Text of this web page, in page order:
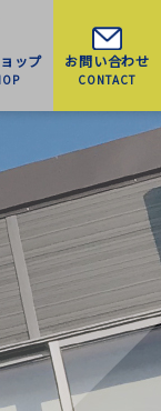
ップ お問い合わせ
CONTACT